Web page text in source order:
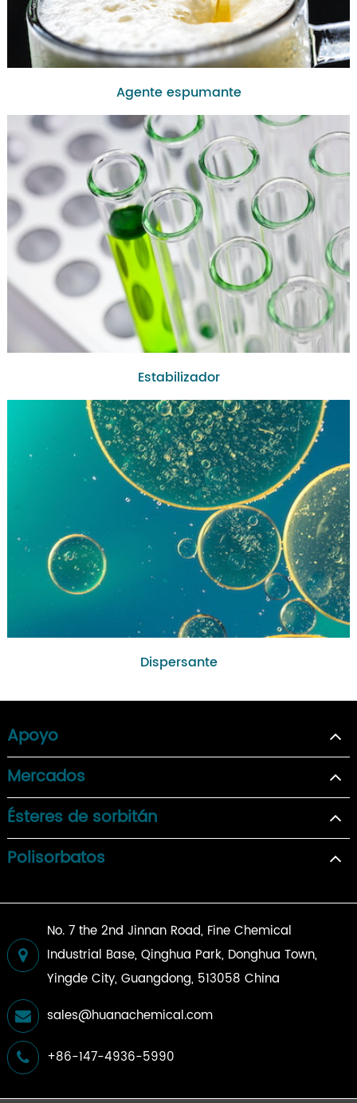
Agente espumante
Estabilizador
Dispersante
Apoyo
Mercados
Ésteres de sorbitán
Polisorbatos
No. 7 the 2nd Jinnan Road, Fine Chemical
Industrial Base, Qinghua Park, Donghua Town,
Yingde City, Guangdong, 513058 China
sales@huanachemical.com
+86-147-4936-5990